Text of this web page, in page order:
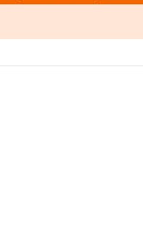
la cifra de 31.947